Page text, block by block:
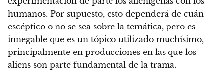
humanos. Por supuesto, esto dependerá de cuán
escéptico o no se sea sobre la temática, pero es
innegable que es un tópico utilizado muchísimo,
principalmente en producciones en las que los
aliens son parte fundamental de la trama.